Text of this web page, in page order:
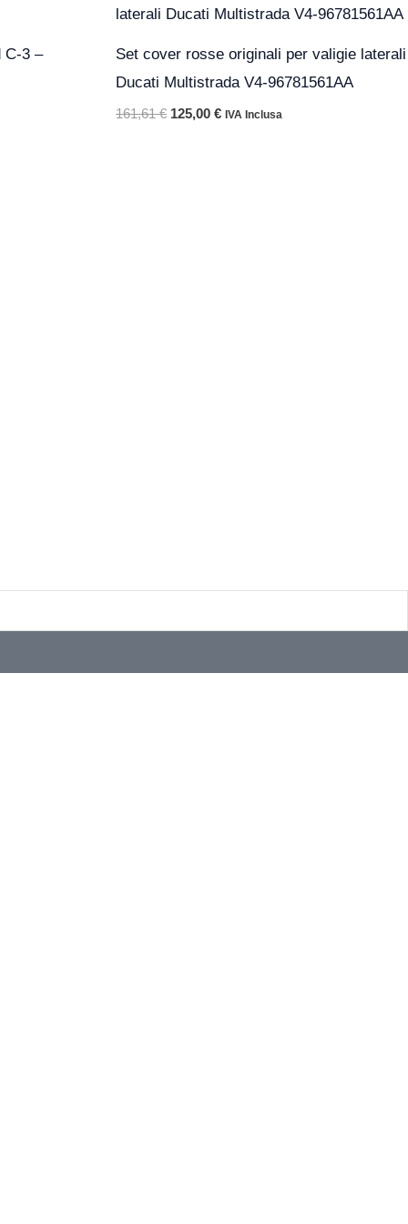
C-3 –
Set cover rosse originali per valigie laterali
Ducati Multistrada V4-96781561AA
161,61€
originale
161,61 €.
125,00 €
attuale
125,00 €.
IVA Inclusa